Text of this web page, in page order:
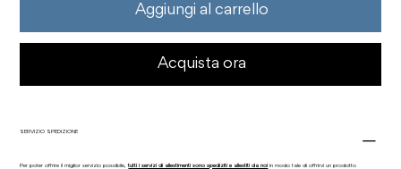
Aggiungi al carrello
Acquista ora
SERVIZIO SPEDIZIONE
Per poter offrire il miglior servizio possibile,tutti i servizi di allestimenti sono spediziti e allestiti da noi in modo tale di offrirvi un prodotto